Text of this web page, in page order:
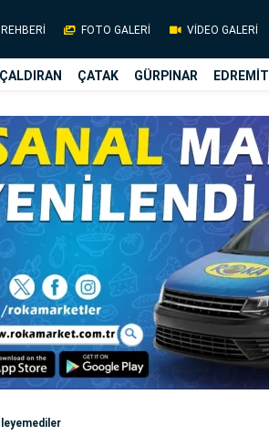
FOTO GALERİ VİDEO GALERİ
ÇALDIRAN ÇATAK GÜRPINAR EDREMİT